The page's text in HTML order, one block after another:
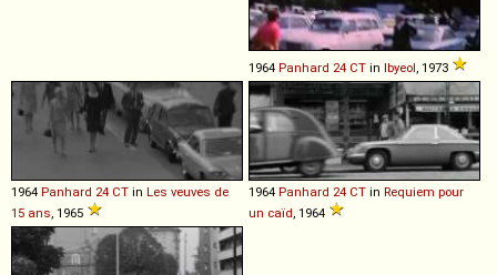
1964 Panhard 24 CT in Ibyeol, 1973
1964 Panhard 24 CT in Les veuves de
15 ans, 1965
1964 Panhard 24 CT in Requiem pour
un caïd, 1964